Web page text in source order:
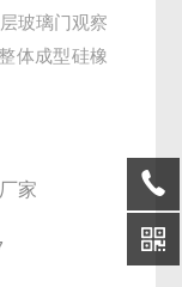
玻璃门观察
体成型硅橡
家